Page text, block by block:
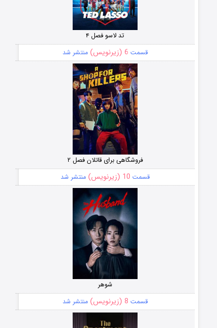
تد لاسو فصل ۴
قسمت 6 (زیرنویس) منتشر شد
فروشگاهی برای قاتلان فصل ۲
قسمت 10 (زیرنویس) منتشر شد
شوهر
قسمت 8 (زیرنویس) منتشر شد